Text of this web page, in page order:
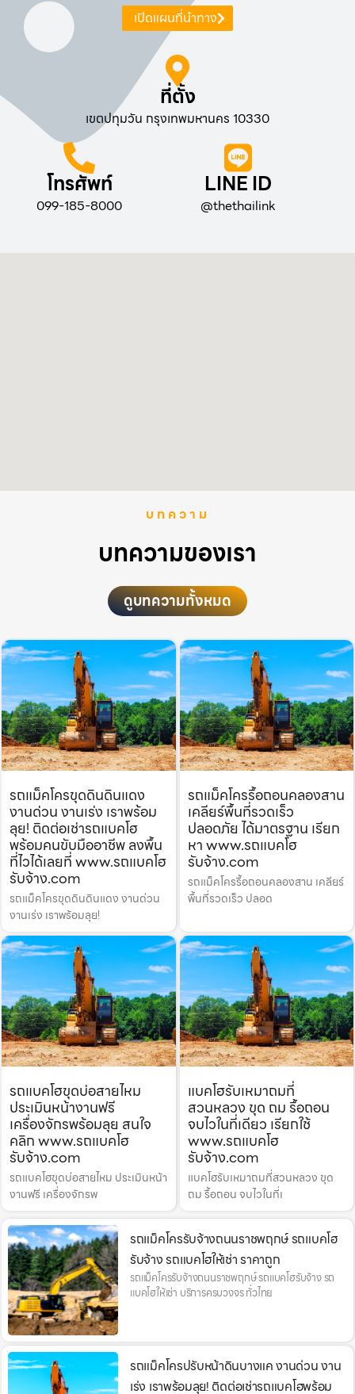
เปิดแผนที่นำทาง
ที่ตั้ง
เขตปทุมวัน กรุงเทพมหานคร 10330
โทรศัพท์
099-185-8000
LINE ID
@thethailink
บทความ
บทความของเรา
ดูบทความทั้งหมด
รถแม็คโครขุดดินดินแดง
งานด่วน งานเร่ง เราพร้อม
ลุย! ติดต่อเช่ารถแบคโฮ
พร้อมคนขับมืออาชีพ ลงพื้น
ที่ไวได้เลยที่ www.รถแบคโฮ
รับจ้าง.com
รถแม็คโครขุดดินดินแดง งานด่วน
งานเร่ง เราพร้อมลุย!
รถแม็คโครรื้อถอนคลองสาน
เคลียร์พื้นที่รวดเร็ว
ปลอดภัย ได้มาตรฐาน เรียก
หา www.รถแบคโฮ
รับจ้าง.com
รถแม็คโครรื้อถอนคลองสาน เคลียร์
พื้นที่รวดเร็ว ปลอด
รถแบคโฮขุดบ่อสายไหม
ประเมินหน้างานฟรี
เครื่องจักรพร้อมลุย สนใจ
คลิก www.รถแบคโฮ
รับจ้าง.com
รถแบคโฮขุดบ่อสายไหม ประเมินหน้า
งานฟรี เครื่องจักรพ
แบคโฮรับเหมาถมที่
สวนหลวง ขุด ถม รื้อถอน
จบไวในที่เดียว เรียกใช้
www.รถแบคโฮ
รับจ้าง.com
แบคโฮรับเหมาถมที่สวนหลวง ขุด
ถม รื้อถอน จบไวในที่เ
รถแม็คโครรับจ้างถนนราชพฤกษ์ รถแบคโฮ
รับจ้าง รถแบคโฮให้เช่า ราคาถูก
รถแม็คโครรับจ้างถนนราชพฤกษ์ รถแบคโฮรับจ้าง รถ
แบคโฮให้เช่า บริการครบวงจร ทั่วไทย
รถแม็คโครปรับหน้าดินบางแค งานด่วน งาน
เร่ง เราพร้อมลุย! ติดต่อเช่ารถแบคโฮพร้อม